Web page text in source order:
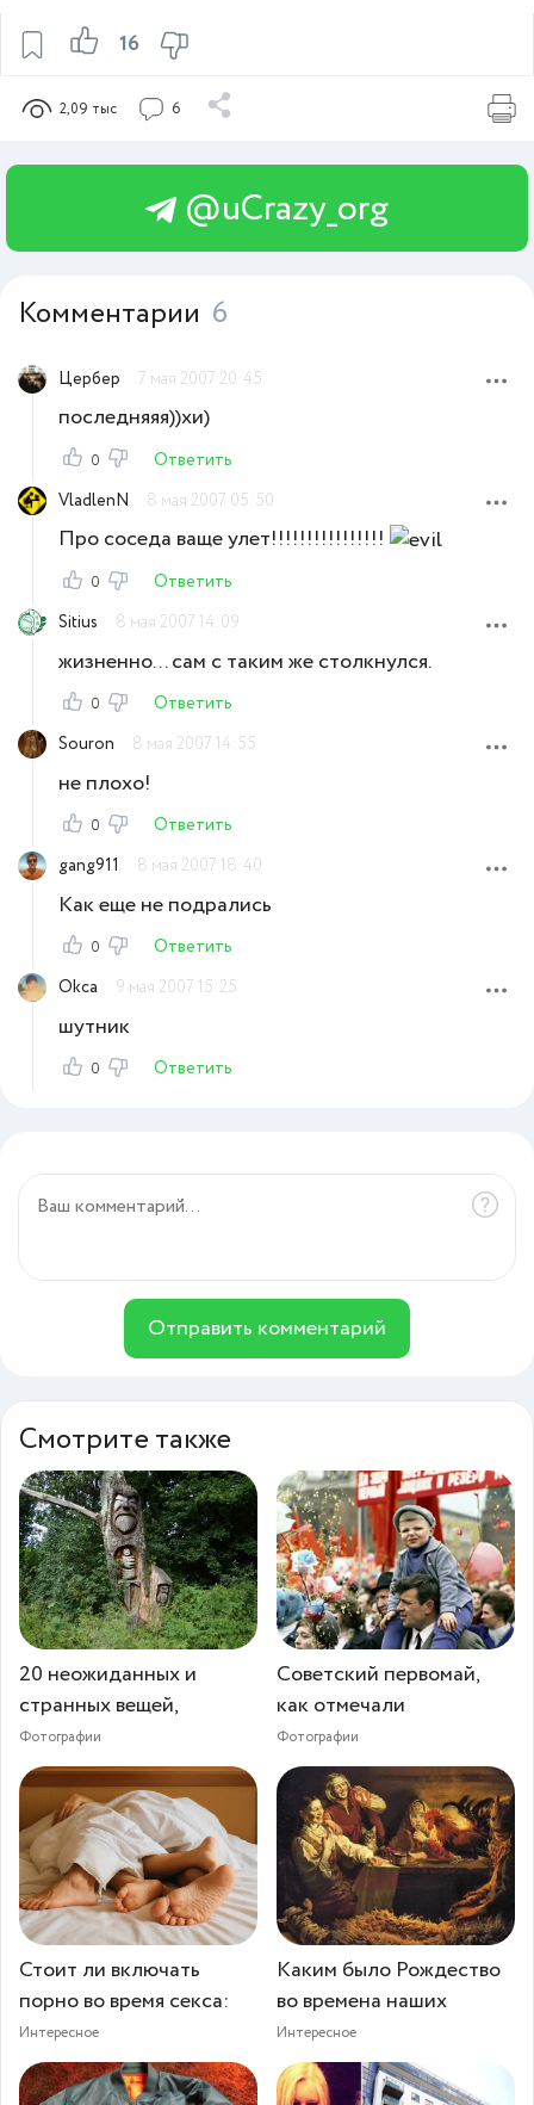
16
2,09 тыс 6
@uCrazy_org
Комментарии 6
Цербер 7 мая 2007 20:45
последняяя))хи)
0
Ответить
VladlenN
8 мая 2007 05:50
Про соседа ваще улет!!!!!!!!!!!!!!!!
0
Ответить
Sitius
8 мая 2007 14:09
жизненно... сам с таким же столкнулся.
0
Ответить
Souron
8 мая 2007 14:55
не плохо!
0
Ответить
gang911
8 мая 2007 18:40
Как еще не подрались
0
Ответить
Okca
9 мая 2007 15:25
шутник
0 Ответить
Отправить комментарий
Смотрите также
20 неожиданных и
странных вещей,
Фотографии
Советский первомай,
как отмечали
Фотографии
Стоит ли включать
порно во время секса:
Интересное
Каким было Рождество
во времена наших
Интересное